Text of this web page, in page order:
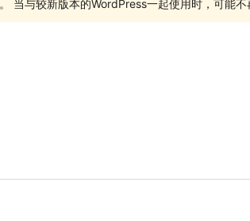
。 当与较新版本的WordPress一起使用时，可能